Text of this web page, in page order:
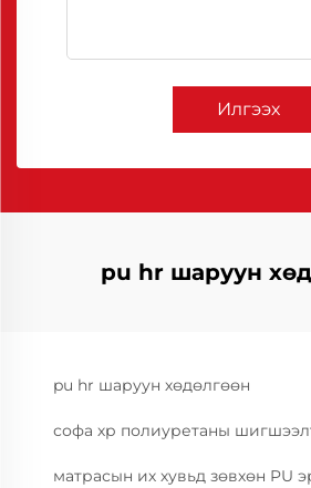
Илгээх
pu hr шаруун
pu hr шаруун хөдөлгөөн
софа хр полиуретаны
матрасын их хувьд зөвхөн PU